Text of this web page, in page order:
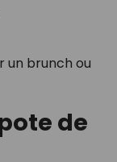
un brunch ou
de